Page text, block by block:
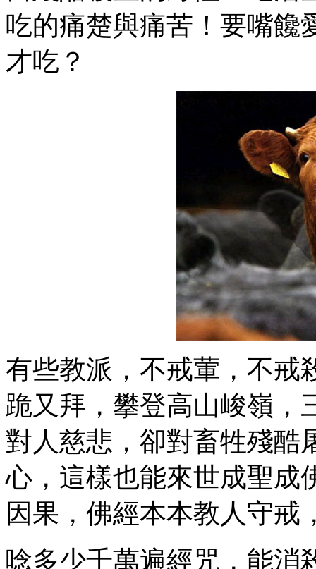
吃的痛楚與痛苦！要嘴饞
才吃？
有些教派，不戒葷，不戒
跪又拜，攀登高山峻嶺，
對人慈悲，卻對畜牲殘酷
心，這樣也能來世成聖成
因果，佛經本本教人守
唸多少千萬遍經咒，能消